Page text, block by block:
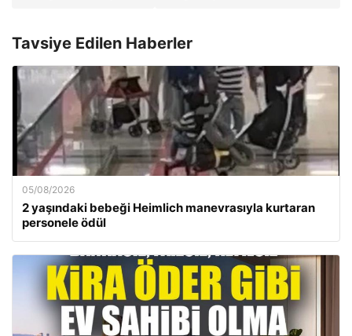
Tavsiye Edilen Haberler
05/08/2026
2 yaşındaki bebeği Heimlich manevrasıyla kurtaran
personele ödül